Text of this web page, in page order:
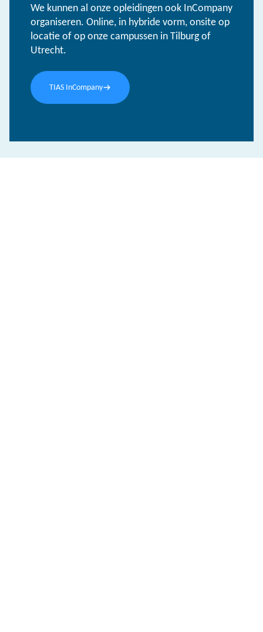
We kunnen al onze opleidingen ook InCompany
organiseren. Online, in hybride vorm, onsite op
locatie of op onze campussen in Tilburg of
Utrecht.
TIAS InCompany